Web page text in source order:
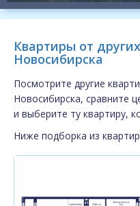
Квартиры от
Новосибирска
Посмотрите другие
Новосибирска, сравните
и выберите ту квартиру,
Ниже подборка из